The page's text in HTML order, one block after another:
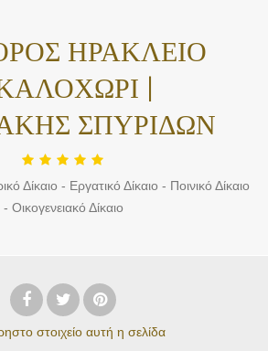
ΗΡΑΚΛΕΙΟ
|
ΣΠΥΡΙΔΩΝ
Δίκαιο - Εργατικό Δίκαιο - Ποινικό Δίκαιο
- Οικογενειακό Δίκαιο
στοιχείο αυτή η σελίδα